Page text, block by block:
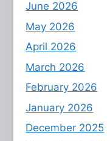
June 2026
May 2026
April 2026
March 2026
February 2026
January 2026
December 2025